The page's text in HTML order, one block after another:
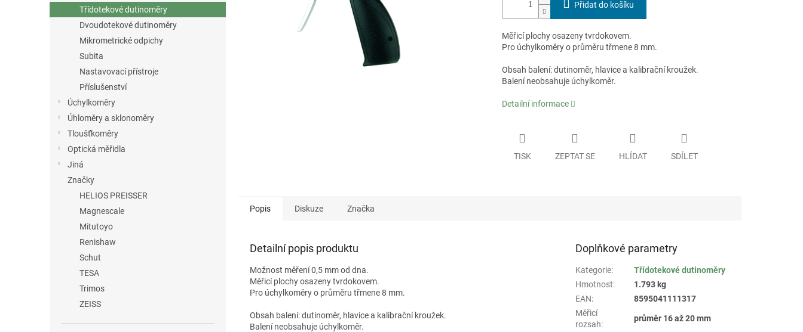
n
e
Třídotekové dutinoměry
Dvoudotekové dutinoměry
Mikrometrické odpichy
Subita
Nastavovací přístroje
Příslušenství
Úchylkoměry
Úhloměry a sklonoměry
Tloušťkoměry
Optická měřidla
Jiná
Značky
HELIOS PREISSER
Magnescale
Mitutoyo
Renishaw
Schut
TESA
Trimos
ZEISS
Přidat do košíku
Měřicí plochy osazeny tvrdokovem.
Pro úchylkoměry o průměru třmene 8 mm.
Obsah balení: dutinoměr, hlavice a kalibrační kroužek.
Balení neobsahuje úchylkoměr.
Detailní informace
TISK ZEPTAT SE HLÍDAT SDÍLET
Popis Diskuze Značka
Detailní popis produktu
Možnost měření 0,5 mm od dna.
Měřicí plochy osazeny tvrdokovem.
Pro úchylkoměry o průměru třmene 8 mm.
Obsah balení: dutinoměr, hlavice a kalibrační kroužek.
Balení neobsahuje úchylkoměr.
Doplňkové parametry
Kategorie:
Třídotekové dutinoměry
Hmotnost:
1.793 kg
EAN:
8595041111317
Měřicí
rozsah:
průměr 16 až 20 mm